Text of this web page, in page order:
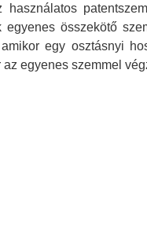
használatos
egyenes összekötő
egy osztásnyi
egyenes szemmel